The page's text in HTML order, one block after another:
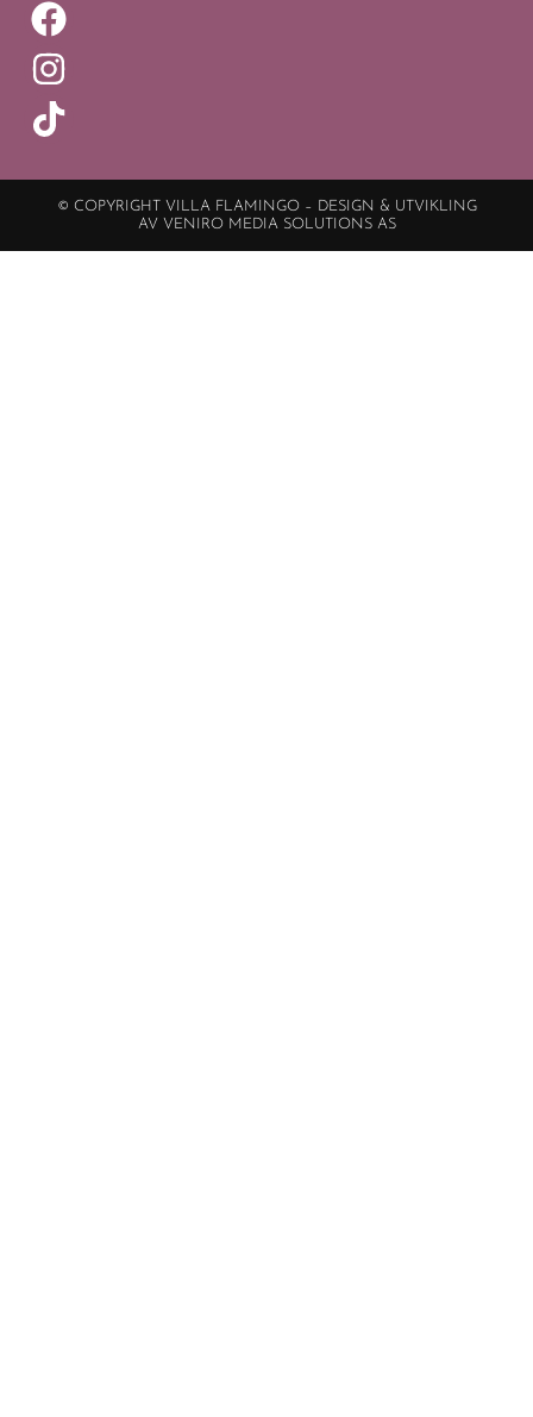
© COPYRIGHT VILLA FLAMINGO – DESIGN & UTVIKLING
AV VENIRO MEDIA SOLUTIONS AS